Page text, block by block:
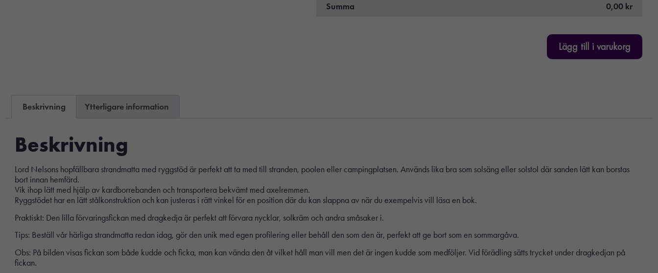
Summa 0,00 kr
Lägg till i varukorg
Beskrivning Ytterligare information
Beskrivning
Lord Nelsons hopfällbara strandmatta med ryggstöd är perfekt att ta med till stranden, poolen eller campingplatsen. Används lika bra som solsäng eller solstol där sanden lätt kan borstas
bort innan hemfärd.
Vik ihop lätt med hjälp av kardborrebanden och transportera bekvämt med axelremmen.
Ryggstödet har en lätt stålkonstruktion och kan justeras i rätt vinkel för en position där du kan slappna av när du exempelvis vill läsa en bok.
Praktiskt: Den lilla förvaringsfickan med dragkedja är perfekt att förvara nycklar, solkräm och andra småsaker i.
Tips: Beställ vår härliga strandmatta redan idag, gör den unik med egen profilering eller behåll den som den är, perfekt att ge bort som en sommargåva.
Obs: På bilden visas fickan som både kudde och ficka, man kan vända den åt vilket håll man vill men det är ingen kudde som medföljer. Vid förädling sätts trycket under dragkedjan på
fickan.